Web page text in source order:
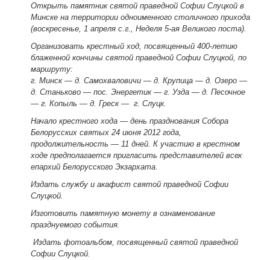
Открыть памятник святой праведной Софии Слуцкой в
Минске на территории одноименного столичного прихода
(воскресенье, 1 апреля с.г., Неделя 5-ая Великого поста).
Организовать крестный ход, посвященный 400-летию
блаженной кончины святой праведной Софии Слуцкой, по
маршруту:
г. Минск — д. Самохваловичи — д. Крупица — д. Озеро —
д. Станьково — пос. Энергетик — г. Узда — д. Песочное
— г. Копыль — д. Греск — г. Слуцк.
Начало крестного хода — день празднования Собора
Белорусских святых 24 июня 2012 года,
продолжительность — 11 дней. К участию в крестном
ходе предполагается пригласить представителей всех
епархий Белорусского Экзархата.
Издать службу и акафист святой праведной Софии
Слуцкой.
Изготовить памятную монету в ознаменование
празднуемого события.
Издать фотоальбом, посвященный святой праведной
Софии Слуцкой.